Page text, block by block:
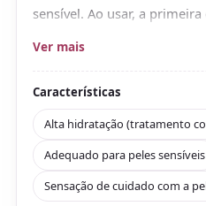
sensível. Ao usar, a
Mais do que um protetor
produto de cuidado da
de modo que a pele repuxa
mesmo em épocas secas.
se bem e tem um toque
firme de um SPF50／PA+++,
Ver mais
Características
Alta hidratação (tratamento
Adequado para peles sensíveis
Sensação de cuidado com a